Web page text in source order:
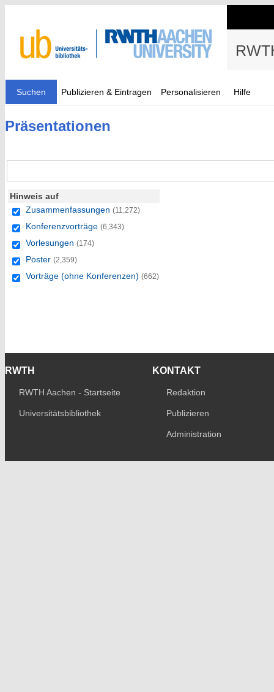
Suchen Publizieren & Eintragen Personalisieren Hilfe
Präsentationen
Hinweis auf
Zusammenfassungen (11,272)
Konferenzvorträge (6,343)
Vorlesungen (174)
Poster (2,359)
Vorträge (ohne Konferenzen) (662)
RWTH
RWTH Aachen - Startseite
Universitätsbibliothek
KONTAKT
Redaktion
Publizieren
Administration